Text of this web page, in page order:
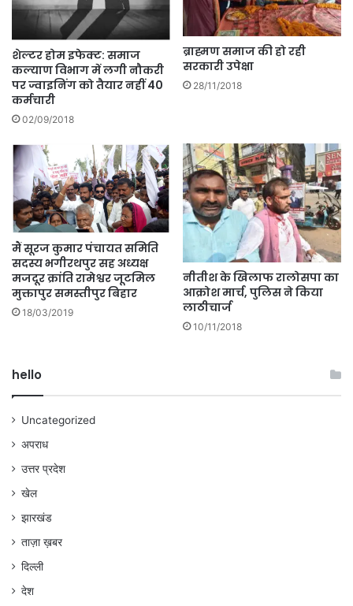
शेल्टर होम इफेक्ट: समाज
कल्याण विभाग में लगी नौकरी
पर ज्वाइनिंग को तैयार नहीं 40
कर्मचारी
02/09/2018
ब्राह्मण समाज की हो रही
सरकारी उपेक्षा
28/11/2018
मैं सूरज कुमार पंचायत समिति
सदस्य भगीरथपुर सह अध्यक्ष
मजदूर क्रांति रामेश्वर जूटमिल
मुक्तापुर समस्तीपुर बिहार
18/03/2019
नीतीश के खिलाफ रालोसपा का
आक्रोश मार्च, पुलिस ने किया
लाठीचार्ज
10/11/2018
hello
Uncategorized
अपराध
उत्तर प्रदेश
खेल
झारखंड
ताज़ा ख़बर
दिल्ली
देश